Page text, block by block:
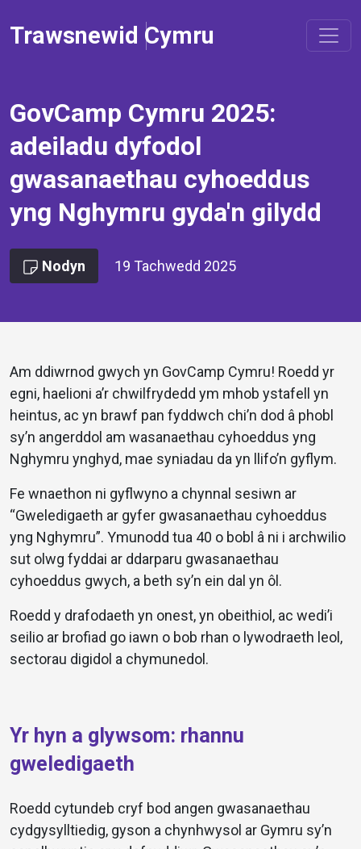
Trawsnewid Cymru
GovCamp Cymru 2025:
adeiladu dyfodol
gwasanaethau cyhoeddus
yng Nghymru gyda'n gilydd
Nodyn 19 Tachwedd 2025
Am ddiwrnod gwych yn GovCamp Cymru! Roedd yr
egni, haelioni a’r chwilfrydedd ym mhob ystafell yn
heintus, ac yn brawf pan fyddwch chi’n dod â phobl
sy’n angerddol am wasanaethau cyhoeddus yng
Nghymru ynghyd, mae syniadau da yn llifo’n gyflym.
Fe wnaethon ni gyflwyno a chynnal sesiwn ar
“Gweledigaeth ar gyfer gwasanaethau cyhoeddus
yng Nghymru”. Ymunodd tua 40 o bobl â ni i archwilio
sut olwg fyddai ar ddarparu gwasanaethau
cyhoeddus gwych, a beth sy’n ein dal yn ôl.
Roedd y drafodaeth yn onest, yn obeithiol, ac wedi’i
seilio ar brofiad go iawn o bob rhan o lywodraeth leol,
sectorau digidol a chymunedol.
Yr hyn a glywsom: rhannu
gweledigaeth
Roedd cytundeb cryf bod angen gwasanaethau
cydgysylltiedig, gyson a chynhwysol ar Gymru sy’n